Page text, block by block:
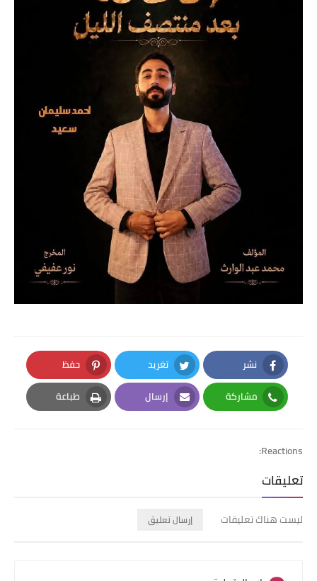
نشر
Facebook
تغريد
Twitter
حفظ
Pinterest
مشاركة
Whatsapp
إرسال
Email
طباعة
Print
Reactions:
تعليقات
ليست هناك تعليقات إرسال تعليق